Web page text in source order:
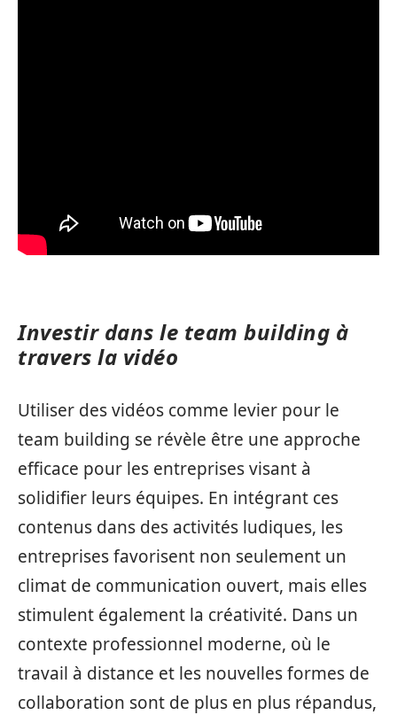
Investir dans le team building à
travers la vidéo
Utiliser des vidéos comme levier pour le
team building se révèle être une approche
efficace pour les entreprises visant à
solidifier leurs équipes. En intégrant ces
contenus dans des activités ludiques, les
entreprises favorisent non seulement un
climat de communication ouvert, mais elles
stimulent également la créativité. Dans un
contexte professionnel moderne, où le
travail à distance et les nouvelles formes de
collaboration sont de plus en plus répandus,